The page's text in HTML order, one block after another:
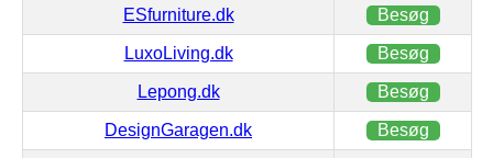
ESfurniture.dk Besøg
LuxoLiving.dk Besøg
Lepong.dk Besøg
DesignGaragen.dk Besøg